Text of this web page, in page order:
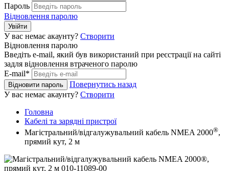
Пароль
Відновлення паролю
Увійти
У вас немає акаунту? Створити
Відновлення паролю
Введіть e-mail, який був використаний при реєстрації на сайті
задля відновлення втраченого паролю
E-mail*
Відновити пароль
Повернутись назад
У вас немає акаунту? Створити
Головна
Кабелі та зарядні пристрої
Магістральний/відгалужувальний кабель NMEA 2000®,
прямий кут, 2 м